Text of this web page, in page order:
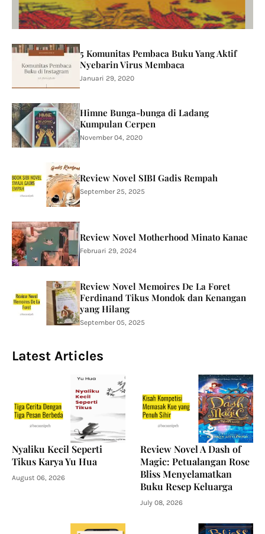
5 Komunitas Pembaca Buku Yang Aktif
Nyebarin Virus Membaca
Januari 29, 2020
Himne Bunga-bunga di Ladang
Kumpulan Cerpen
November 04, 2020
Review Novel SIBI Gadis Rempah
September 25, 2025
Review Novel Motherhood Minato Kanae
Februari 29, 2024
Review Novel Memoires De La Foret
Ferdinand Tikus Mondok dan Kenangan
yang Hilang
September 05, 2025
Latest Articles
Nyaliku Kecil Seperti
Tikus Karya Yu Hua
August 06, 2026
Review Novel A Dash of
Magic: Petualangan Rose
Bliss Menyelamatkan
Buku Resep Keluarga
July 08, 2026